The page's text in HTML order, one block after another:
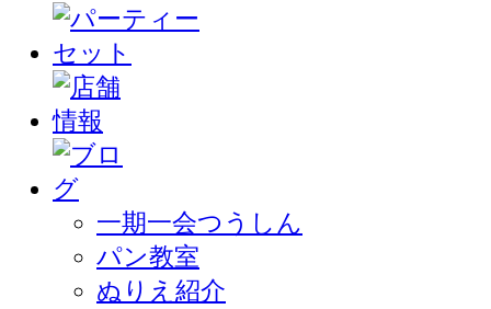
一期一会つうしん
パン教室
ぬりえ紹介